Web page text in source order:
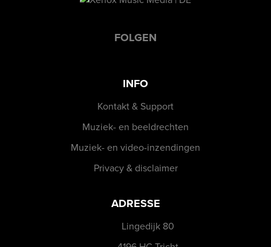
FOLGEN
INFO
Kontakt & Support
Muziek- en beeldrechten
Muziek- en video-inzendingen
Privacy & disclaimer
ADRESSE
Lingedijk 80